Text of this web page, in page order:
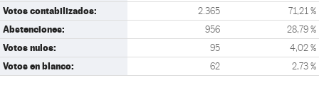
Votos contabilizados: 2.365 71,21 %
Abstenciones: 956 28,79 %
Votos nulos: 95 4,02 %
Votos en blanco: 62 2,73 %